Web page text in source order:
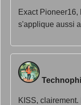
Exact
s'applique aussi
KISS,